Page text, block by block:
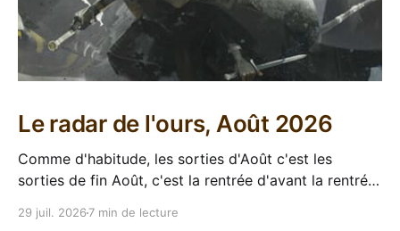
Le radar de l'ours, Août 2026
Comme d'habitude, les sorties d'Août c'est les
sorties de fin Août, c'est la rentrée d'avant la rentrée,
29 juil. 2026 7 min de lecture